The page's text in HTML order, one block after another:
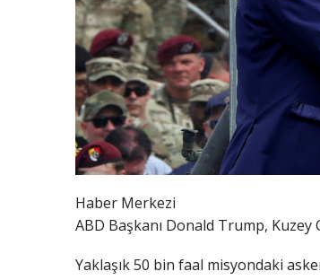
Haber Merkezi
ABD Başkanı Donald Trump,
Yaklaşık 50 bin faal misyondaki